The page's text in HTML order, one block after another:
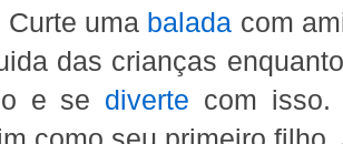
uma balada com
das crianças
e se diverte com isso.